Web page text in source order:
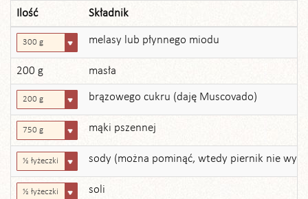
Ilość Składnik
300 g melasy lub płynnego miodu
200 g masła
200 g brązowego cukru (daję Muscovado)
750 g mąki pszennej
½ łyżeczki sody (można pominąć, wtedy piernik nie
½ łyżeczki soli